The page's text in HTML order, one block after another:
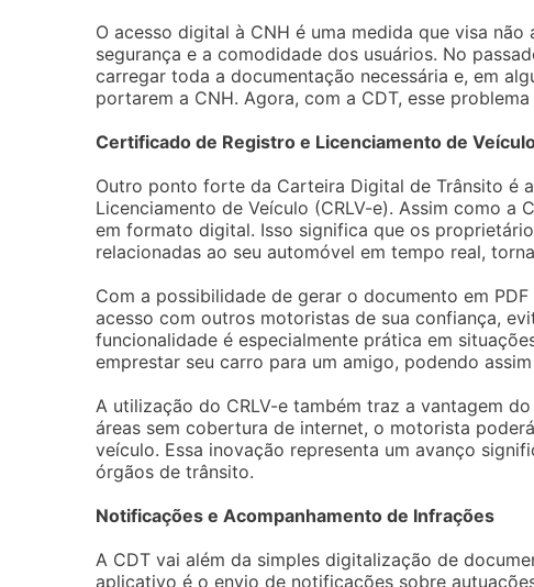
O acesso digital à CNH é uma medida que visa
segurança e a comodidade dos usuários. No
carregar toda a documentação necessária e, em
portarem a CNH. Agora, com a CDT, esse
Certificado de Registro e Licenciamento de
Outro ponto forte da Carteira Digital de Trânsito é
Licenciamento de Veículo (CRLV-e). Assim como
em formato digital. Isso significa que os
relacionadas ao seu automóvel em tempo real,
Com a possibilidade de gerar o documento em
acesso com outros motoristas de sua confiança,
funcionalidade é especialmente prática em
emprestar seu carro para um amigo, podendo
A utilização do CRLV-e também traz a vantagem
áreas sem cobertura de internet, o motorista
veículo. Essa inovação representa um avanço
órgãos de trânsito.
Notificações e Acompanhamento de Infrações
A CDT vai além da simples digitalização de
aplicativo é o envio de notificações sobre